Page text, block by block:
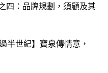
四：品牌規劃，須顧及其
半世紀】寶泉傳情意，